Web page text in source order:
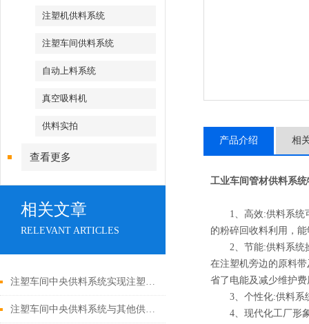
注塑机供料系统
注塑车间供料系统
自动上料系统
真空吸料机
供料实拍
查看更多
相关文章
RELEVANT ARTICLES
注塑车间中央供料系统实现注塑生产的高效协同与质量管控
注塑车间中央供料系统与其他供料方式的对比
产品介绍 相
工业车间管材供料系统
1、高效:供料系统可
的粉碎回收料利用，
2、节能:供料系统操
在注塑机旁边的原料
省了电能及减少维护费
3、个性化:供料系统
4、现代化工厂形象: